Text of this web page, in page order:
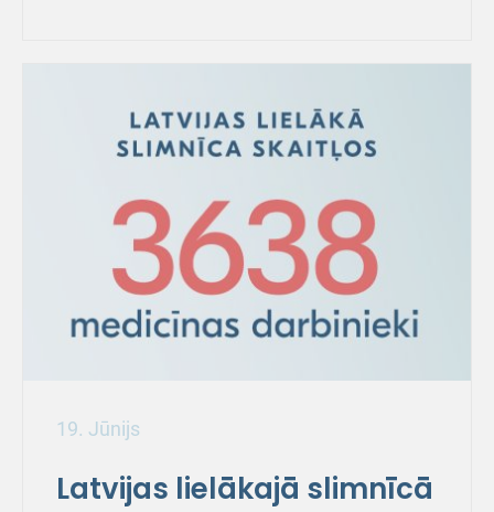
19. Jūnijs
Latvijas lielākajā slimnīcā